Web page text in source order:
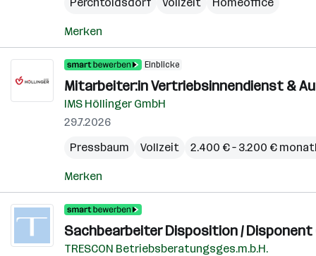
Merken
Einblicke
Mitarbeiter:in Vertriebsinnendienst &
IMS Höllinger GmbH
29.7.2026
Pressbaum
Vollzeit 2.400 € – 3.200 €
Merken
Sachbearbeiter Disposition / Disponent
TRESCON Betriebsberatungsges.m.b.H.